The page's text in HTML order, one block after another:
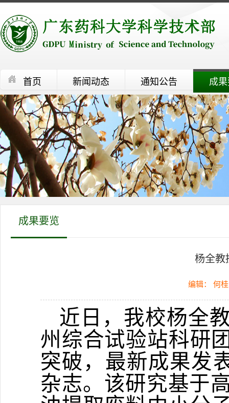
首页 新闻动态 通知公告 成
成果要览
杨全教
编辑： 何
近日，我校杨全
州综合试验站科研
突破，最新成果发
杂志。该研究基于